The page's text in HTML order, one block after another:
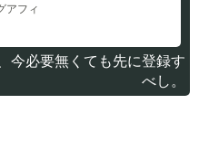
アフィ
今必要無くても先に登録す
べし。